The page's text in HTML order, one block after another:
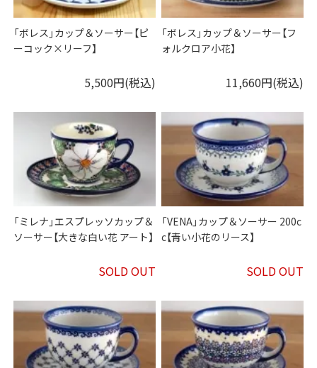
「ボレス」カップ＆ソーサー【ピ
ーコック×リーフ】
5,500円(税込)
「ボレス」カップ＆ソーサー【フ
ォルクロア小花】
11,660円(税込)
「ミレナ」エスプレッソカップ＆
ソーサー【大きな白い花 アート】
SOLD OUT
「VENA」カップ＆ソーサー 200c
c【青い小花のリース】
SOLD OUT